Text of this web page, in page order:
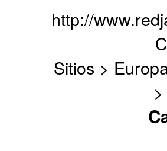
http://
Sitios >